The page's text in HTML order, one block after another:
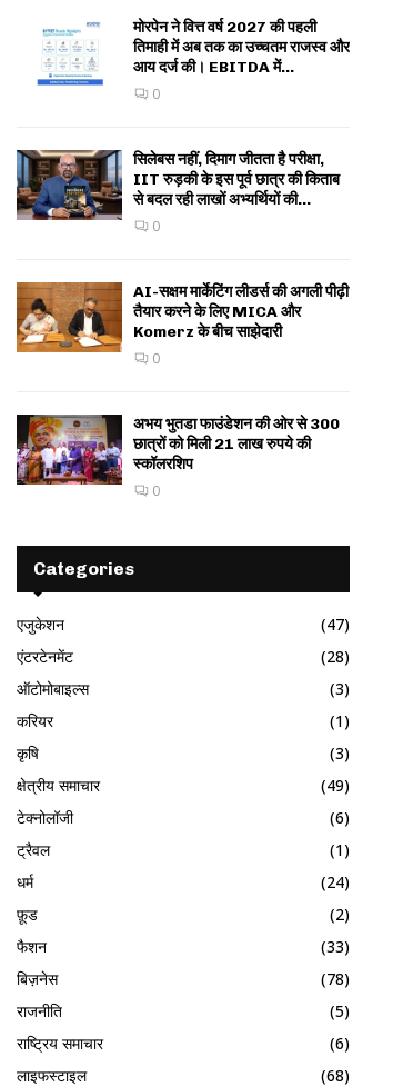
मोरपेन ने वित्त वर्ष 2027 की पहली
तिमाही में अब तक का उच्चतम राजस्व और
आय दर्ज की। EBITDA में...
0
सिलेबस नहीं, दिमाग जीतता है परीक्षा,
IIT रुड़की के इस पूर्व छात्र की किताब
से बदल रही लाखों अभ्यर्थियों की...
0
AI-सक्षम मार्केटिंग लीडर्स की अगली पीढ़ी
तैयार करने के लिए MICA और
Komerz के बीच साझेदारी
0
अभय भुतडा फाउंडेशन की ओर से 300
छात्रों को मिली 21 लाख रुपये की
स्कॉलरशिप
0
Categories
एजुकेशन
(47)
एंटरटेनमेंट
(28)
ऑटोमोबाइल्स
(3)
करियर
(1)
कृषि
(3)
क्षेत्रीय समाचार
(49)
टेक्नोलॉजी
(6)
ट्रैवल
(1)
धर्म
(24)
फ़ूड
(2)
फैशन
(33)
बिज़नेस
(78)
राजनीति
(5)
राष्ट्रिय समाचार
(6)
लाइफस्टाइल
(68)